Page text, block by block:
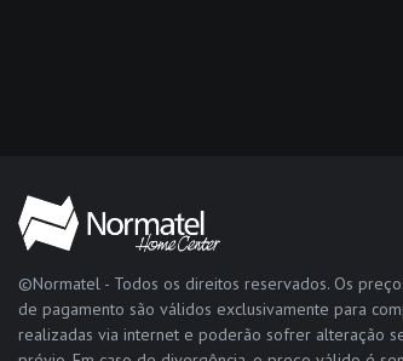
©Normatel - Todos os direitos reservados. Os
de pagamento são válidos exclusivamente para
realizadas via internet e poderão sofrer alteração